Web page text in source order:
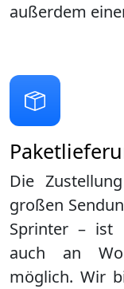
Die
großen
Sprinter – ist
auch an
möglich. Wir
außerdem